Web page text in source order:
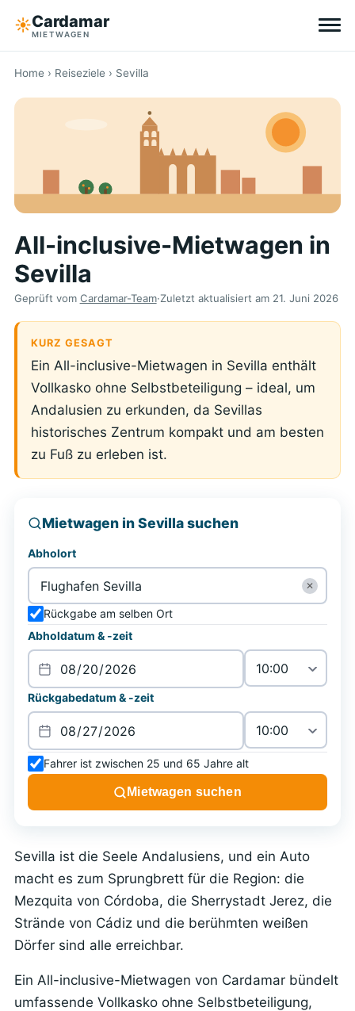
☀︎Cardamar
MIETWAGEN
Reiseziele
Tipps
Über Cardamar
Home › Reiseziele › Sevilla
All-inclusive-Mietwagen in
Sevilla
Geprüft vom Cardamar-Team·Zuletzt aktualisiert am 21. Juni 2026
KURZ GESAGT
Ein All-inclusive-Mietwagen in Sevilla enthält
Vollkasko ohne Selbstbeteiligung – ideal, um
Andalusien zu erkunden, da Sevillas
historisches Zentrum kompakt und am besten
zu Fuß zu erleben ist.
Sevilla ist die Seele Andalusiens, und ein Auto
macht es zum Sprungbrett für die Region: die
Mezquita von Córdoba, die Sherrystadt Jerez, die
Strände von Cádiz und die berühmten weißen
Dörfer sind alle erreichbar.
Ein All-inclusive-Mietwagen von Cardamar bündelt
umfassende Vollkasko ohne Selbstbeteiligung,
Mietwagen in Sevilla suchen
Abholort
✕
Rückgabe am selben Ort
Abholdatum & -zeit
Rückgabedatum & -zeit
Fahrer ist zwischen 25 und 65 Jahre alt
Mietwagen suchen